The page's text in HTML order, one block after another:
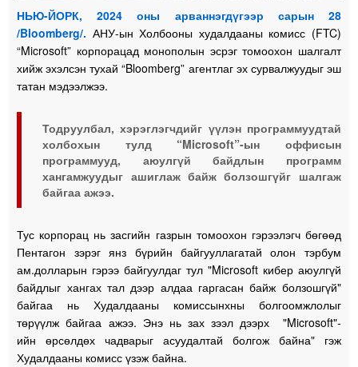
НЬЮ-ЙОРК, 2024 оны арваннэгдүгээр сарын 28
/Bloomberg/. АНУ-ын Холбооны худалдааны комисс (FTC)
“Microsoft” корпорацад монополын эсрэг томоохон шалгалт
хийж эхэлсэн тухай “Bloomberg” агентлаг эх сурвалжуудыг эш
татан мэдээлжээ.
Тодруулбал, хэрэглэгчдийг үүлэн программуудтай
холбохын тулд “Microsoft”-ын оффисын
программууд, аюулгүй байдлын программ
хангамжуудыг ашиглаж байж болзошгүйг шалгаж
байгаа ажээ.
Тус корпорац нь засгийн газрын томоохон гэрээлэгч бөгөөд
Пентагон зэрэг янз бүрийн байгууллагатай олон тэрбум
ам.долларын гэрээ байгуулдаг тул "Microsoft кибер аюулгүй
байдлыг хангах тал дээр алдаа гаргасан байж болзошгүй"
байгаа нь Худалдааны комиссынхны болгоомжлолыг
төрүүлж байгаа ажээ. Энэ нь зах зээл дээрх "Microsoft"-
ийн өрсөлдөх чадварыг асуудалтай болгож байна" гэж
Худалдааны комисс үзэж байна.